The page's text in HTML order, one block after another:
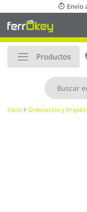
al
contenido
Envío
Productos
Inicio Ordenación y